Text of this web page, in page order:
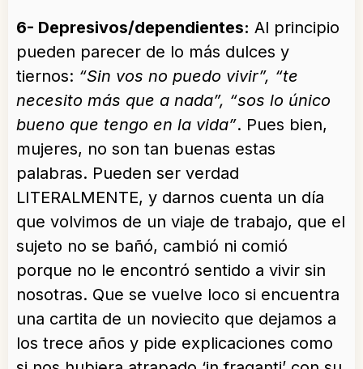
6- Depresivos/dependientes: Al principio
pueden parecer de lo más dulces y
tiernos: “Sin vos no puedo vivir”, “te
necesito más que a nada”, “sos lo único
bueno que tengo en la vida”. Pues bien,
mujeres, no son tan buenas estas
palabras. Pueden ser verdad
LITERALMENTE, y darnos cuenta un día
que volvimos de un viaje de trabajo, que el
sujeto no se bañó, cambió ni comió
porque no le encontró sentido a vivir sin
nosotras. Que se vuelve loco si encuentra
una cartita de un noviecito que dejamos a
los trece años y pide explicaciones como